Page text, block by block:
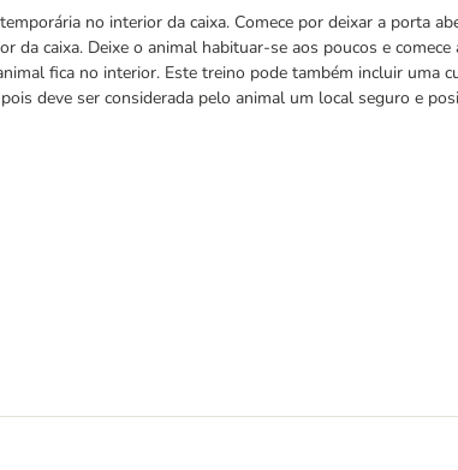
no interior da caixa. Comece por deixar a porta
da caixa. Deixe o animal habituar-se aos poucos e comece
fica no interior. Este treino pode também incluir uma
deve ser considerada pelo animal um local seguro e